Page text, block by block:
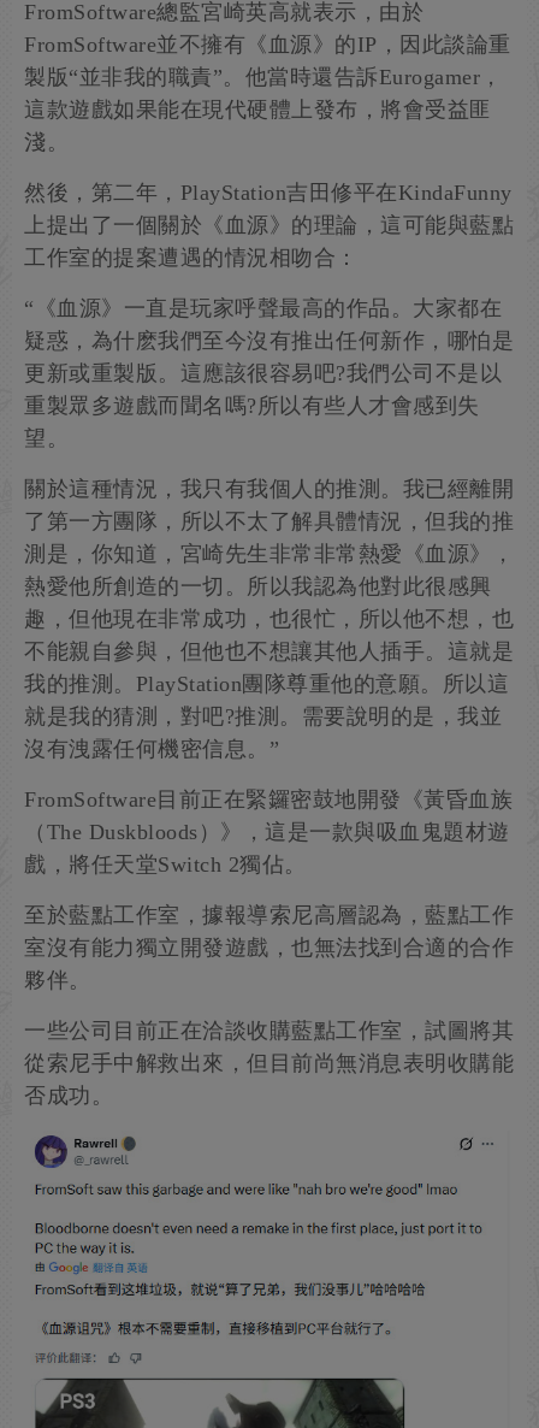
FromSoftware總監宮崎英高就表示，由於
FromSoftware並不擁有《血源》的IP，因此談論重
製版“並非我的職責”。他當時還告訴Eurogamer，
這款遊戲如果能在現代硬體上發布，將會受益匪
淺。
然後，第二年，PlayStation吉田修平在KindaFunny
上提出了一個關於《血源》的理論，這可能與藍點
工作室的提案遭遇的情況相吻合：
“《血源》一直是玩家呼聲最高的作品。大家都在
疑惑，為什麽我們至今沒有推出任何新作，哪怕是
更新或重製版。這應該很容易吧?我們公司不是以
重製眾多遊戲而聞名嗎?所以有些人才會感到失
望。
關於這種情況，我只有我個人的推測。我已經離開
了第一方團隊，所以不太了解具體情況，但我的推
測是，你知道，宮崎先生非常非常熱愛《血源》，
熱愛他所創造的一切。所以我認為他對此很感興
趣，但他現在非常成功，也很忙，所以他不想，也
不能親自參與，但他也不想讓其他人插手。這就是
我的推測。PlayStation團隊尊重他的意願。所以這
就是我的猜測，對吧?推測。需要說明的是，我並
沒有洩露任何機密信息。”
FromSoftware目前正在緊鑼密鼓地開發《黃昏血族
（The Duskbloods）》，這是一款與吸血鬼題材遊
戲，將任天堂Switch 2獨佔。
至於藍點工作室，據報導索尼高層認為，藍點工作
室沒有能力獨立開發遊戲，也無法找到合適的合作
夥伴。
一些公司目前正在洽談收購藍點工作室，試圖將其
從索尼手中解救出來，但目前尚無消息表明收購能
否成功。